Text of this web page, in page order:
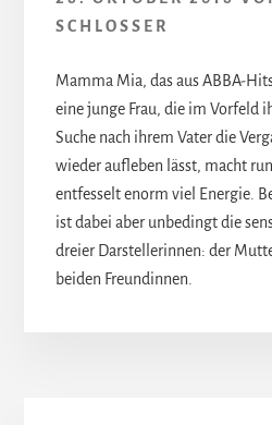
SCHLOSSER
Mamma Mia, das aus ABBA-
eine junge Frau, die im Vorfeld
Suche nach ihrem Vater die
wieder aufleben lässt, macht
entfesselt enorm viel Energie.
ist dabei aber unbedingt die
dreier Darstellerinnen: der
beiden Freundinnen.